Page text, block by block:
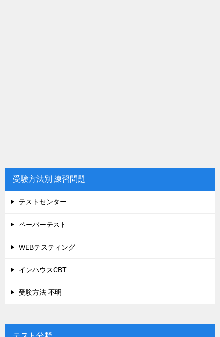
受験方法別 練習問題
テストセンター
ペーパーテスト
WEBテスティング
インハウスCBT
受験方法 不明